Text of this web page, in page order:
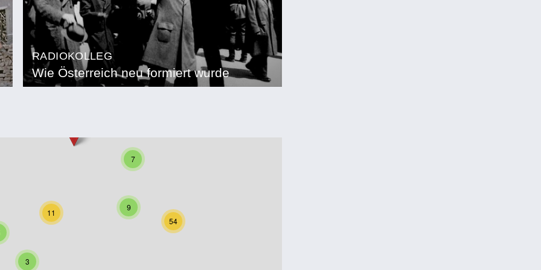
RADIOKOLLEG
Wie Österreich neu formiert wurde
7
3
9
54
11